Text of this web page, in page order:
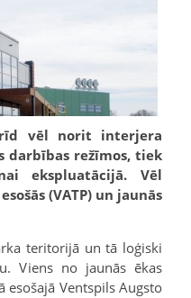
vēl norit interjera
darbības režīmos, tiek
ekspluatācijā. Vēl
(VATP) un jaunās
teritorijā un tā loģiski
Viens no jaunās ēkas
esošajā Ventspils Augsto